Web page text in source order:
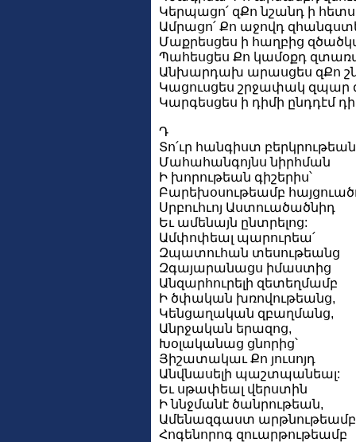
Կերպացո՛ զՔո նշանդ ի հետս
Ամրացո՛ Քո աջովդ
Մաքրեսցես ի հաղբից
Պահեսցես Քո կամօքդ
Անխարդախ արասցես զՔո
Կացուսցես շրջափակ զպար
Կարգեսցես ի դիմի ընդդէմ
Դ
Տո՛ւր հանգիստ բերկրութեան
Մահահանգոյնս նիրհման
Ի խորութեան գիշերիս՝
Բարեխօսութեամբ
Սրբուհւոյ Աստուածածնիդ
Եւ ամենայն ընտրելոց:
Ամփոփեալ պարուրեա՛
Զպատուհան տեսութեանց
Զգայարանացս իմաստից
Անզարհուրելի զետեղմամբ
Ի ծփական խռովութեանց,
Կենցաղական զբաղմանց,
Անրջական երազոց,
Խօլականաց ցնորից՝
Յիշատակաւ Քո յուսոյդ
Անվնասելի պաշտպանեալ:
Եւ սթափեալ վերստին
Ի ննջմանէ ծանրութեան,
Ամենազգաստ
Հոգենորոգ զուարթութեամբ